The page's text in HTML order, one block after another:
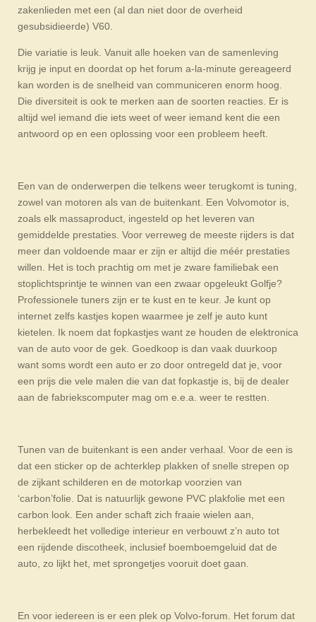
zakenlieden met een (al dan niet door de overheid
gesubsidieerde) V60.
Die variatie is leuk. Vanuit alle hoeken van de samenleving
krijg je input en doordat op het forum a-la-minute gereageerd
kan worden is de snelheid van communiceren enorm hoog.
Die diversiteit is ook te merken aan de soorten reacties. Er is
altijd wel iemand die iets weet of weer iemand kent die een
antwoord op en een oplossing voor een probleem heeft.
Een van de onderwerpen die telkens weer terugkomt is tuning,
zowel van motoren als van de buitenkant. Een Volvomotor is,
zoals elk massaproduct, ingesteld op het leveren van
gemiddelde prestaties. Voor verreweg de meeste rijders is dat
meer dan voldoende maar er zijn er altijd die méér prestaties
willen. Het is toch prachtig om met je zware familiebak een
stoplichtsprintje te winnen van een zwaar opgeleukt Golfje?
Professionele tuners zijn er te kust en te keur. Je kunt op
internet zelfs kastjes kopen waarmee je zelf je auto kunt
kietelen. Ik noem dat fopkastjes want ze houden de elektronica
van de auto voor de gek. Goedkoop is dan vaak duurkoop
want soms wordt een auto er zo door ontregeld dat je, voor
een prijs die vele malen die van dat fopkastje is, bij de dealer
aan de fabriekscomputer mag om e.e.a. weer te restten.
Tunen van de buitenkant is een ander verhaal. Voor de een is
dat een sticker op de achterklep plakken of snelle strepen op
de zijkant schilderen en de motorkap voorzien van
‘carbon’folie. Dat is natuurlijk gewone PVC plakfolie met een
carbon look. Een ander schaft zich fraaie wielen aan,
herbekleedt het volledige interieur en verbouwt z’n auto tot
een rijdende discotheek, inclusief boemboemgeluid dat de
auto, zo lijkt het, met sprongetjes vooruit doet gaan.
En voor iedereen is er een plek op Volvo-forum. Het forum dat